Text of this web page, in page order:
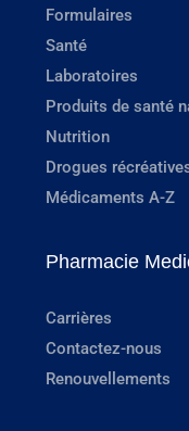
Formulaires
Santé
Laboratoires
Produits de santé
Nutrition
Drogues
Médicaments A-Z
Pharmacie
Carrières
Contactez-nous
Renouvellements